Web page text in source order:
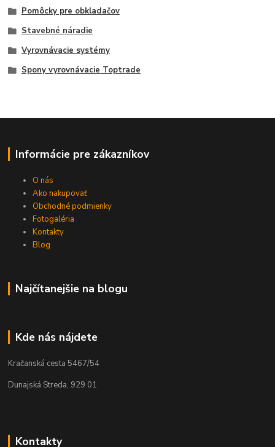
Pomôcky pre obkladačov
Stavebné náradie
Vyrovnávacie systémy
Spony vyrovnávacie Toptrade
Informácie pre zákazníkov
O nás
Ako nakupovať
Obchodné podmienky
Fotogaléria
Kontakty
Blog
Najčítanejšie na blogu
Kde nás nájdete
Kračanská cesta 5467/54
Dunajská Streda, 929 01
Kontakty